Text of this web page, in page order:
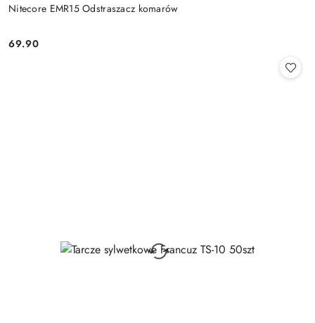
Nitecore EMR15 Odstraszacz komarów
Cena:
69.90